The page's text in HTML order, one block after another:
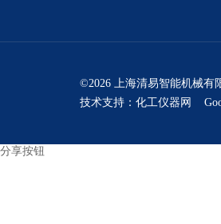
©2026 上海清易智能机械有
技术支持： 化工仪器网
分享按钮